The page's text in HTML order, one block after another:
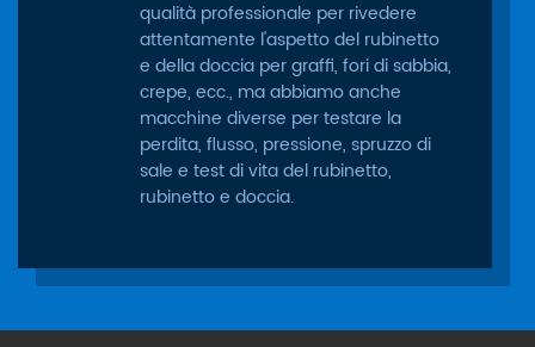
qualità professionale per rivedere
attentamente l'aspetto del rubinetto
e della doccia per graffi, fori di sabbia,
crepe, ecc., ma abbiamo anche
macchine diverse per testare la
perdita, flusso, pressione, spruzzo di
sale e test di vita del rubinetto,
rubinetto e doccia.